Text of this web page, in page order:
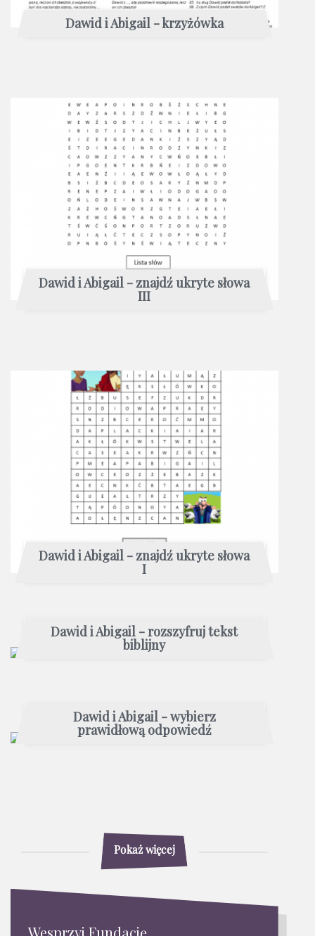
Dawid i Abigail - krzyżówka
Dawid i Abigail - znajdź ukryte słowa
III
Dawid i Abigail - znajdź ukryte słowa
I
Dawid i Abigail - rozszyfruj tekst
biblijny
Dawid i Abigail - wybierz
prawidłową odpowiedź
Pokaż więcej
Wesprzyj Fundację